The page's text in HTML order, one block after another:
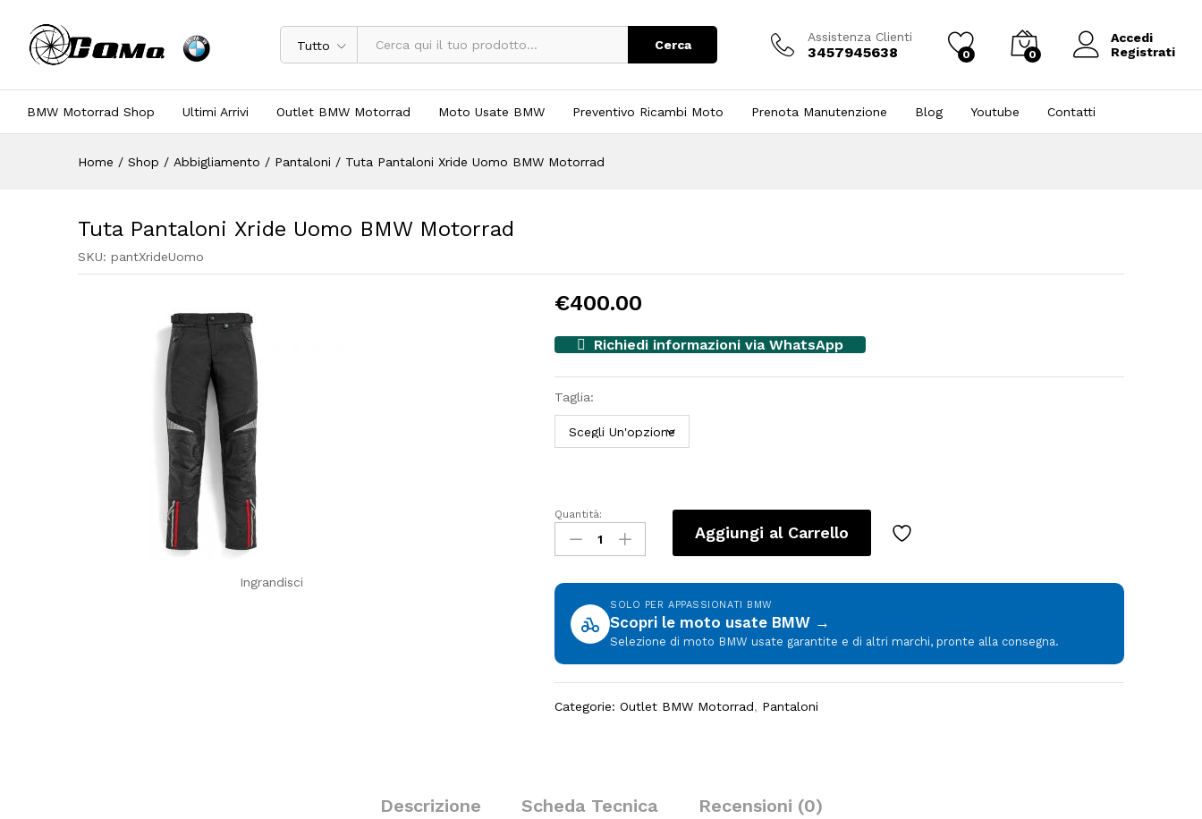
Tutto Cerca
Assistenza Clienti
3457945638 0 0
Accedi
Registrati
BMW Motorrad Shop Ultimi Arrivi Outlet BMW Motorrad Moto Usate BMW Preventivo Ricambi Moto Prenota Manutenzione Blog Youtube Contatti
Home / Shop / Abbigliamento / Pantaloni / Tuta Pantaloni Xride Uomo BMW Motorrad
Tuta Pantaloni Xride Uomo BMW Motorrad
SKU: pantXrideUomo
Ingrandisci
€400.00
Richiedi informazioni via WhatsApp
Taglia:
Tuta
Pantaloni
Xride
BMW
Motorrad
quantity
Quantità:
Aggiungi al Carrello
SOLO PER APPASSIONATI BMW
Scopri le moto usate BMW →
Selezione di moto BMW usate garantite e di altri marchi, pronte alla consegna.
Categorie:Outlet BMW Motorrad, Pantaloni
Descrizione Scheda Tecnica Recensioni (0)